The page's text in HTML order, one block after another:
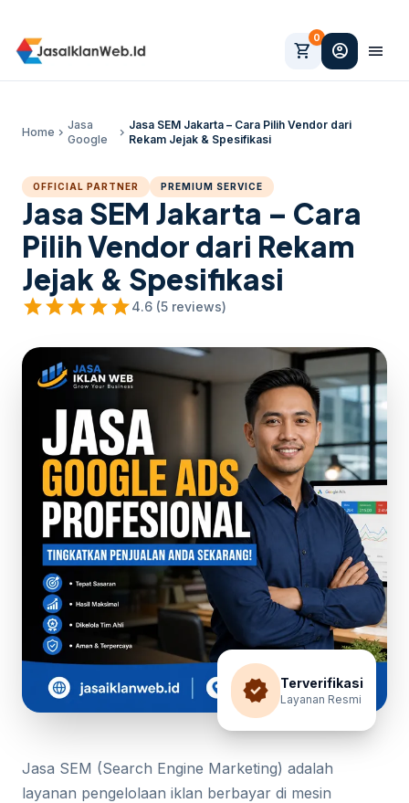
shopping_cart
0
account_circle menu
Home chevron_right
Jasa
Google
chevron_right
Jasa SEM Jakarta – Cara Pilih Vendor dari
Rekam Jejak & Spesifikasi
OFFICIAL PARTNER PREMIUM SERVICE
Jasa SEM Jakarta – Cara
Pilih Vendor dari Rekam
Jejak & Spesifikasi
starstarstarstarstar4.6 (5 reviews)
verified Terverifikasi
Layanan Resmi
Jasa SEM (Search Engine Marketing) adalah
layanan pengelolaan iklan berbayar di mesin